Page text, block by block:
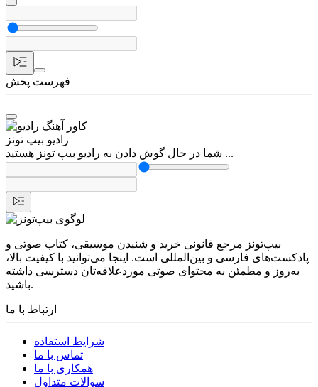
فهرست پخش
رادیو بیپ تونز
شما در حال گوش دادن به رادیو بیپ تونز هستید ...
بیپ‌تونز مرجع قانونی خرید و شنیدن موسیقی، کتاب صوتی و
پادکست‌های فارسی و بین‌المللی است. اینجا می‌توانید با کیفیت بالا،
به‌روز و مطمئن به محتوای صوتی موردعلاقه‌تان دسترسی داشته
باشید.
ارتباط با ما
شرایط استفاده
تماس با ما
همکاری با ما
سوالات متداول